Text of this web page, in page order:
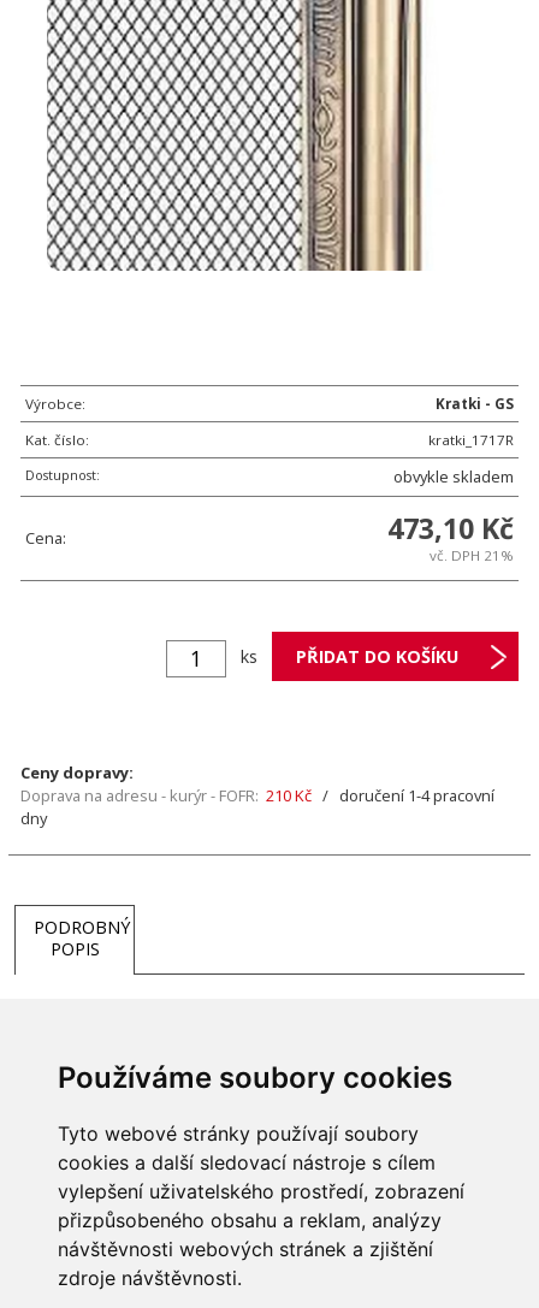
Používáme soubory cookies
Tyto webové stránky používají soubory
cookies a další sledovací nástroje s cílem
vylepšení uživatelského prostředí, zobrazení
přizpůsobeného obsahu a reklam, analýzy
návštěvnosti webových stránek a zjištění
zdroje návštěvnosti.
Výrobce:
Kratki - GS
Kat. číslo:
kratki_1717R
Dostupnost:
obvykle skladem
Cena: 473,10 Kč
vč. DPH 21%
ks
Ceny dopravy:
Doprava na adresu - kurýr - FOFR: 210 Kč / doručení 1-4 pracovní
dny
PODROBNÝ
POPIS
INFORMACE
Obchodní podmínky
Zpracování a ochrana